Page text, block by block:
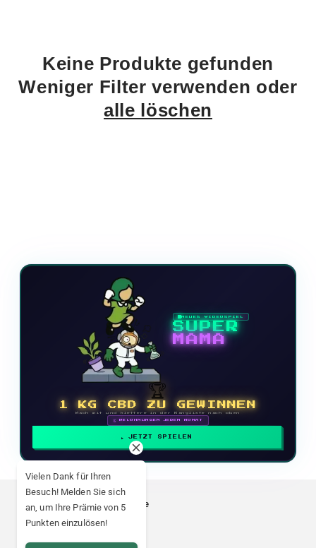
Keine Produkte gefunden
Weniger Filter verwenden oder
alle löschen
NEUES VIDEOSPIEL
SUPER
MAMA
🏆
1 KG CBD ZU GEWINNEN
Mach mit und klettere in der Rangliste nach oben
🗓 BELOHNUNGEN JEDEN MONAT
JETZT SPIELEN
Unsere Vorzeigeprodukte
Vielen Dank für Ihren
Besuch! Melden Sie sich
an, um Ihre Prämie von 5
Punkten einzulösen!